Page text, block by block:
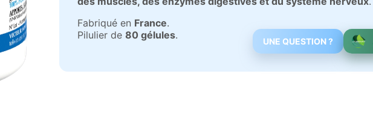
Fabriqué en France.
Pilulier de 80 gélules. UNE QUESTION ?